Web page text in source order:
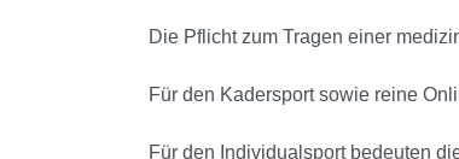
Die Pflicht zum Tragen einer
Für den Kadersport sowie reine
Für den Individualsport bedeuten